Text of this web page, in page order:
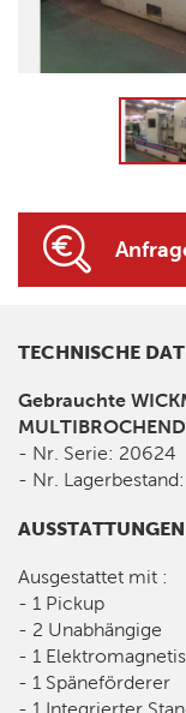
TECHNISCHE
Gebrauchte
- Nr. Serie: 20624
- Nr.
AUSSTATTUNGEN
Ausgestattet mit :
- 1 Pickup
- 2 Unabhängige
- 1
- 1 Späneförderer
- 1 Integrierter